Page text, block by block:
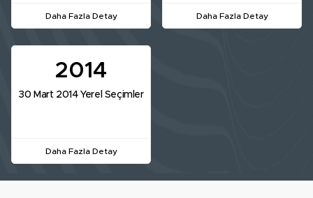
Daha Fazla Detay Daha Fazla Detay
2014
30 Mart 2014 Yerel Seçimler
Daha Fazla Detay